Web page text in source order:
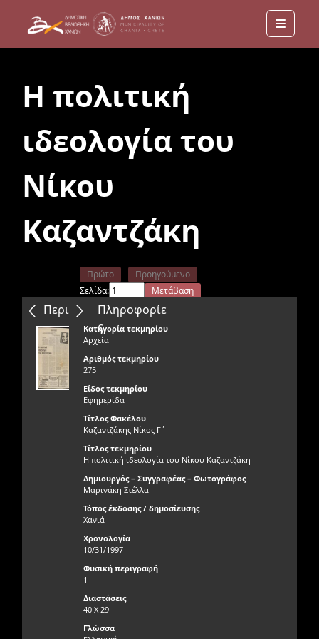
Menu
Η πολιτική
ιδεολογία του
Νίκου
Καζαντζάκη
Περιεχόμενα
Πρώτο
Προηγούμενο
Σελίδα:
Μετάβαση
Επόμενο
Τελευταίο
Πληροφορίε
ς
Κατηγορία τεκμηρίου
Αρχεία
Αριθμός τεκμηρίου
275
Είδος τεκμηρίου
Εφημερίδα
Τίτλος Φακέλου
Καζαντζάκης Νίκος Γ΄
Τίτλος τεκμηρίου
Η πολιτική ιδεολογία του Νίκου Καζαντζάκη
Δημιουργός – Συγγραφέας – Φωτογράφος
Μαρινάκη Στέλλα
Τόπος έκδοσης / δημοσίευσης
Χανιά
Χρονολογία
10/31/1997
Φυσική περιγραφή
1
Διαστάσεις
40 Χ 29
Γλώσσα